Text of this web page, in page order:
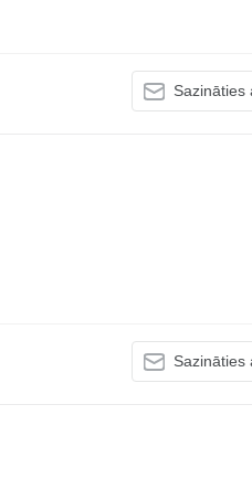
Sazināties
Sazināties